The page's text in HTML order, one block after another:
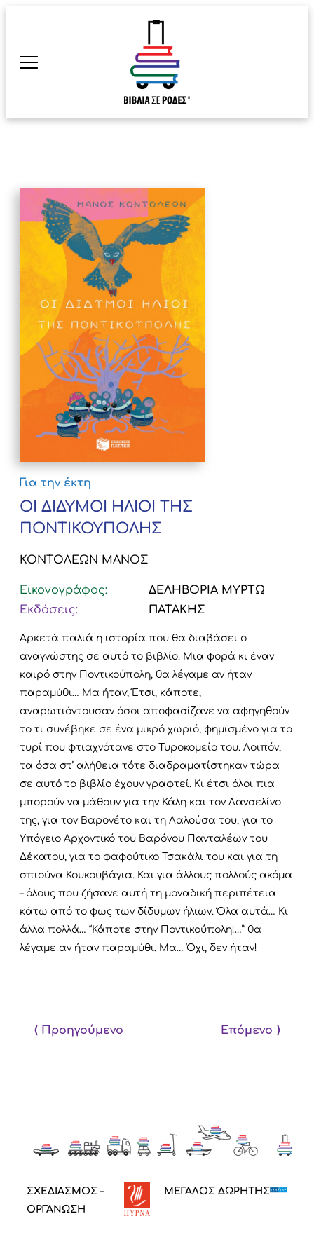
Για την έκτη
ΟΙ ΔΙΔΥΜΟΙ ΗΛΙΟΙ ΤΗΣ
ΠΟΝΤΙΚΟΥΠΟΛΗΣ
ΚΟΝΤΟΛΕΩΝ ΜΑΝΟΣ
Εικονογράφος:
ΔΕΛΗΒΟΡΙΑ ΜΥΡΤΩ
Εκδόσεις:
ΠΑΤΑΚΗΣ
Αρκετά παλιά η ιστορία που θα διαβάσει ο
αναγνώστης σε αυτό το βιβλίο. Μια φορά κι έναν
καιρό στην Ποντικούπολη, θα λέγαμε αν ήταν
παραμύθι… Μα ήταν; Έτσι, κάποτε,
αναρωτιόντουσαν όσοι αποφασίζανε να αφηγηθούν
το τι συνέβηκε σε ένα μικρό χωριό, φημισμένο για το
τυρί που φτιαχνότανε στο Τυροκομείο του. Λοιπόν,
τα όσα στ’ αλήθεια τότε διαδραματίστηκαν τώρα
σε αυτό το βιβλίο έχουν γραφτεί. Κι έτσι όλοι πια
μπορούν να μάθουν για την Κάλη και τον Λανσελίνο
της, για τον Βαρονέτο και τη Λαλούσα του, για το
Υπόγειο Αρχοντικό του Βαρόνου Πανταλέων του
Δέκατου, για το φαφούτικο Τσακάλι του και για τη
σπιούνα Κουκουβάγια. Και για άλλους πολλούς ακόμα
– όλους που ζήσανε αυτή τη μοναδική περιπέτεια
κάτω από το φως των δίδυμων ήλιων. Όλα αυτά… Κι
άλλα πολλά… “Κάποτε στην Ποντικούπολη!…” θα
λέγαμε αν ήταν παραμύθι. Μα… Όχι, δεν ήταν!
⟨ Προηγούμενο Επόμενο ⟩
ΣΧΕΔΙΑΣΜΟΣ –
ΟΡΓΑΝΩΣΗ
ΜΕΓΑΛΟΣ ΔΩΡΗΤΗΣ